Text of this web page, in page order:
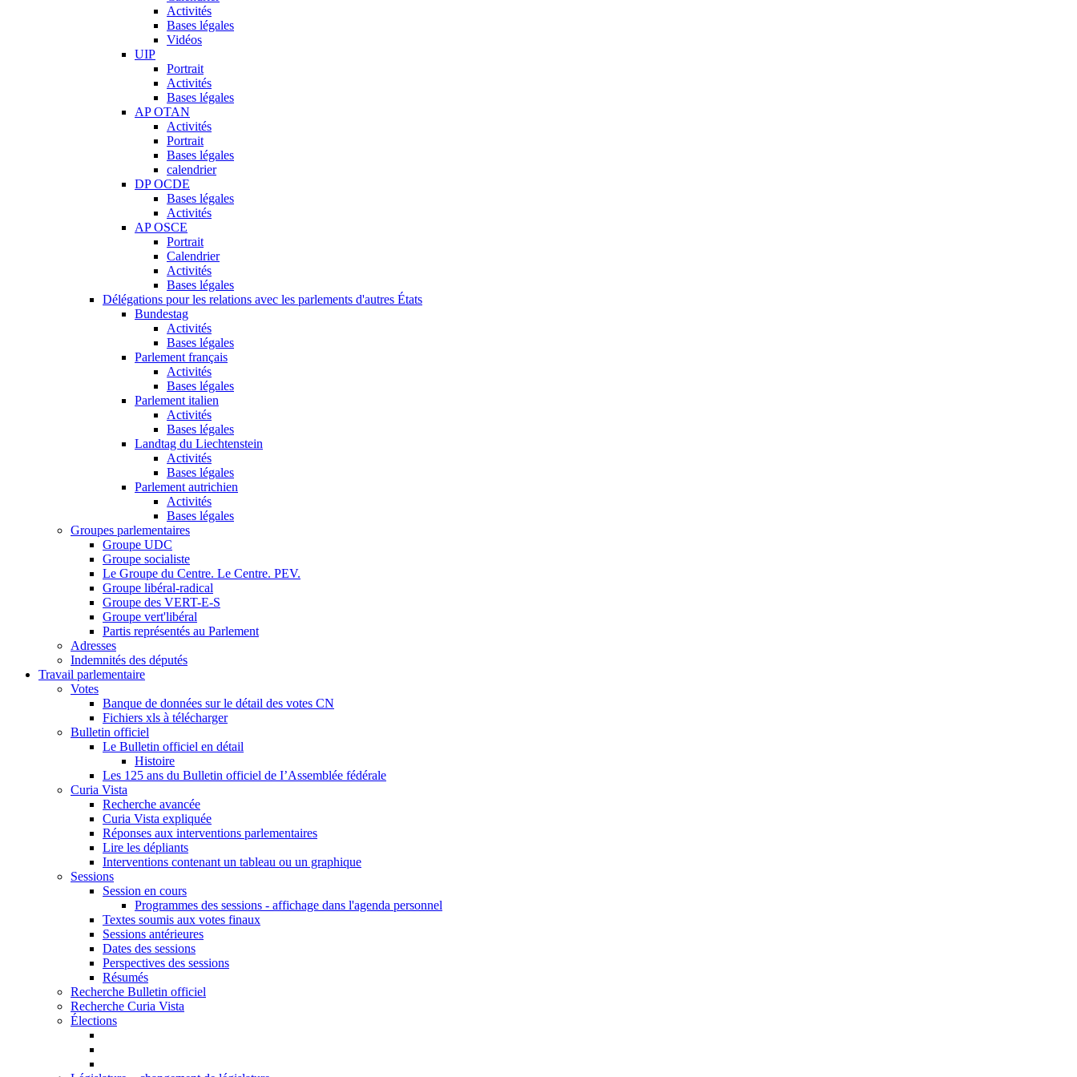
Activités
Bases légales
Vidéos
UIP
Portrait
Activités
Bases légales
AP OTAN
Activités
Portrait
Bases légales
calendrier
DP OCDE
Bases légales
Activités
AP OSCE
Portrait
Calendrier
Activités
Bases légales
Délégations pour les relations avec les parlements d'autres États
Bundestag
Activités
Bases légales
Parlement français
Activités
Bases légales
Parlement italien
Activités
Bases légales
Landtag du Liechtenstein
Activités
Bases légales
Parlement autrichien
Activités
Bases légales
Groupes parlementaires
Groupe UDC
Groupe socialiste
Le Groupe du Centre. Le Centre. PEV.
Groupe libéral-radical
Groupe des VERT-E-S
Groupe vert'libéral
Partis représentés au Parlement
Adresses
Indemnités des députés
Travail parlementaire
Votes
Banque de données sur le détail des votes CN
Fichiers xls à télécharger
Bulletin officiel
Le Bulletin officiel en détail
Histoire
Les 125 ans du Bulletin officiel de I’Assemblée fédérale
Curia Vista
Recherche avancée
Curia Vista expliquée
Réponses aux interventions parlementaires
Lire les dépliants
Interventions contenant un tableau ou un graphique
Sessions
Session en cours
Programmes des sessions - affichage dans l'agenda personnel
Textes soumis aux votes finaux
Sessions antérieures
Dates des sessions
Perspectives des sessions
Résumés
Recherche Bulletin officiel
Recherche Curia Vista
Élections